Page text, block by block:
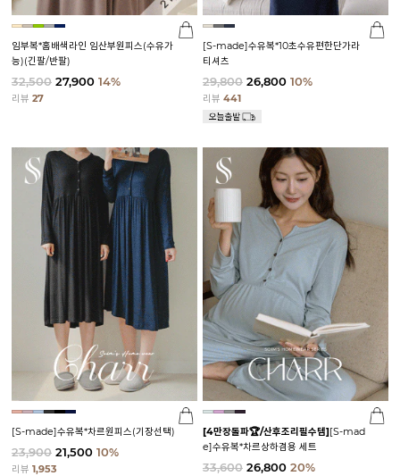
임부복*홈배색라인 임산부원피스(수유가
능)(긴팔/반팔)
32,500 27,900 14%
리뷰 27
[S-made]수유복*10초수유편한단가라
티셔츠
29,800 26,800 10%
리뷰 441
[S-made]수유복*차르원피스(기장선택)
23,900 21,500 10%
리뷰 1,953
[4만장돌파🏆/산후조리필수템][S-mad
e]수유복*차르상하겸용 세트
33,600 26,800 20%